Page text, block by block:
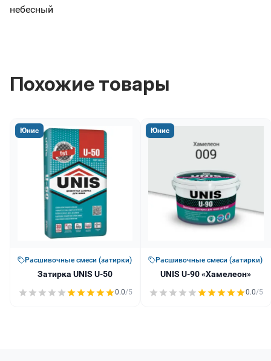
небесный
Похожие товары
Юнис
Расшивочные смеси (затирки)
Затирка UNIS U-50
0.0/5
Юнис
Расшивочные смеси (затирки)
UNIS U-90 «Хамелеон»
0.0/5